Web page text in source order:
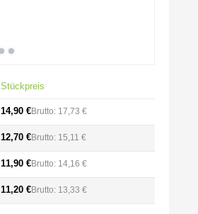
Stückpreis
14,90 €Brutto: 17,73 €
12,70 €Brutto: 15,11 €
11,90 €Brutto: 14,16 €
11,20 €Brutto: 13,33 €